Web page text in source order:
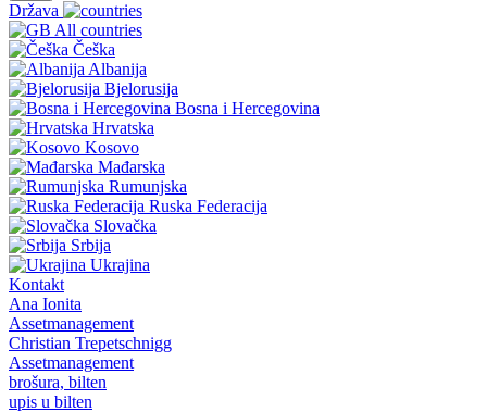
Država
All countries
Češka
Albanija
Bjelorusija
Bosna i Hercegovina
Hrvatska
Kosovo
Mađarska
Rumunjska
Ruska Federacija
Slovačka
Srbija
Ukrajina
Kontakt
Ana Ionita
Assetmanagement
Christian Trepetschnigg
Assetmanagement
brošura, bilten
upis u bilten